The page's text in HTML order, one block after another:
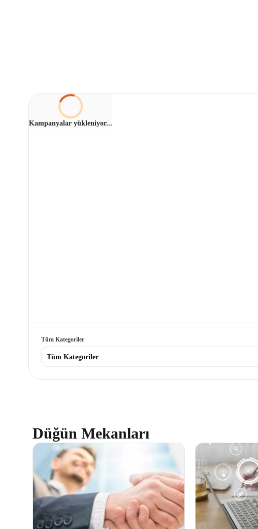
Kampanyalar yükleniyor...
Tüm Kategoriler
Tüm Kategoriler
Düğün Mekanları